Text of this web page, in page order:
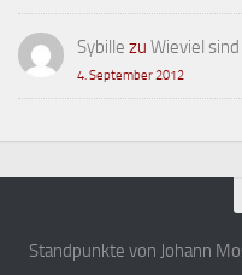
Sybille zu Wieviel sind
4. September 2012
Standpunkte von Johann